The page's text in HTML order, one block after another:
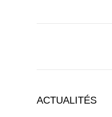
ACTUALITÉS